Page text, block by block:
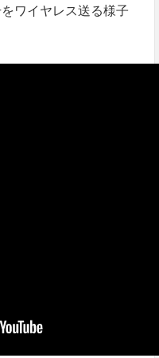
ワイヤレス送る様子